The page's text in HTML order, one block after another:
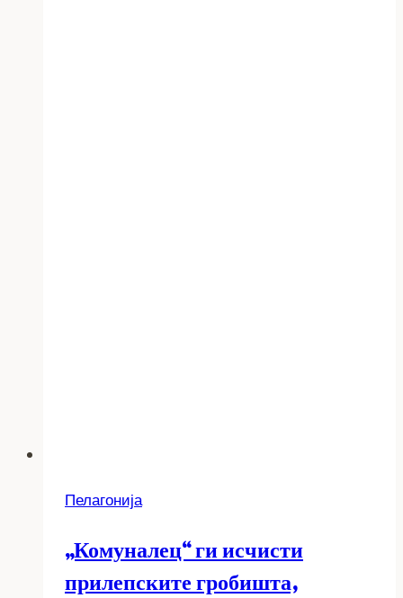
Пелагонија
„Комуналец“ ги исчисти
прилепските гробишта,